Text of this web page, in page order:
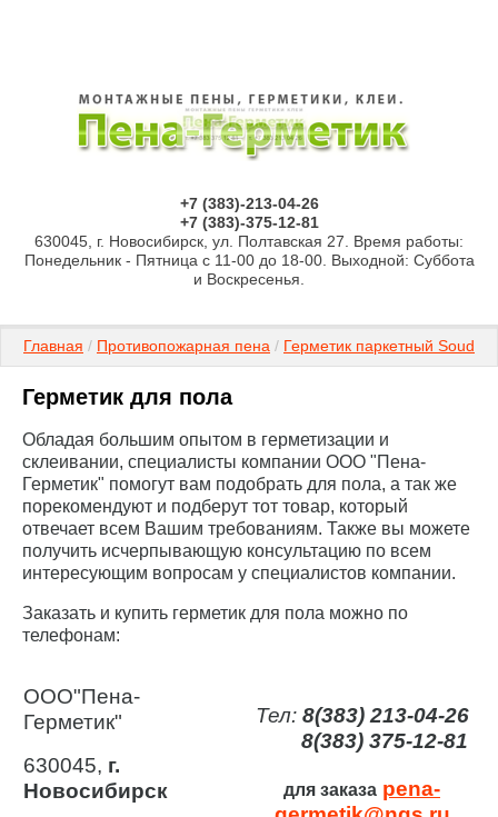
+7 (383)-213-04-26
+7 (383)-375-12-81
630045, г. Новосибирск, ул. Полтавская 27. Время работы:
Понедельник - Пятница с 11-00 до 18-00. Выходной: Суббота
и Воскресенья.
Главная / Противопожарная пена / Герметик паркетный Soudal
Герметик для пола
Обладая большим опытом в герметизации и
склеивании, специалисты компании ООО "Пена-
Герметик" помогут вам подобрать для пола, а так же
порекомендуют и подберут тот товар, который
отвечает всем Вашим требованиям. Также вы можете
получить исчерпывающую консультацию по всем
интересующим вопросам у специалистов компании.
Заказать и купить герметик для пола можно по
телефонам:
ООО"Пена-
Герметик"
630045, г.
Новосибирск
Тел: 8(383) 213-04-26
8(383) 375-12-81
для заказа pena-